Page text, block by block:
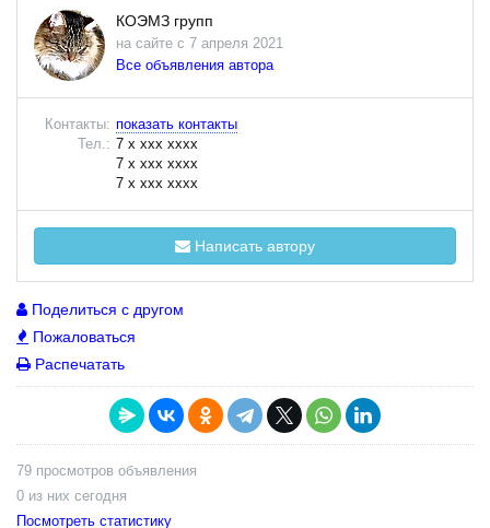
КОЭМЗ групп
на сайте с 7 апреля 2021
Все объявления автора
Контакты: показать контакты
Тел.: 7 x xxx xxxx
7 x xxx xxxx
7 x xxx xxxx
Написать автору
Поделиться с другом
Пожаловаться
Распечатать
79 просмотров объявления
0 из них сегодня
Посмотреть статистику